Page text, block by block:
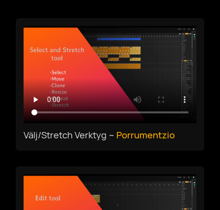
Välj/Stretch Verktyg ~ Porrumentzio